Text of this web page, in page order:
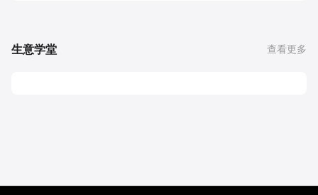
生意学堂 查看更多